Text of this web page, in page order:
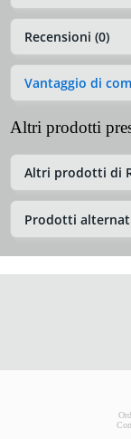
Recensioni (0)
Vantaggio di
Altri prodotti
Altri prodotti di
Prodotti